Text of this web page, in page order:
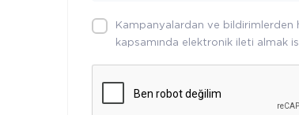
Kampanyalardan ve bildirimlerden
kapsamında elektronik ileti almak